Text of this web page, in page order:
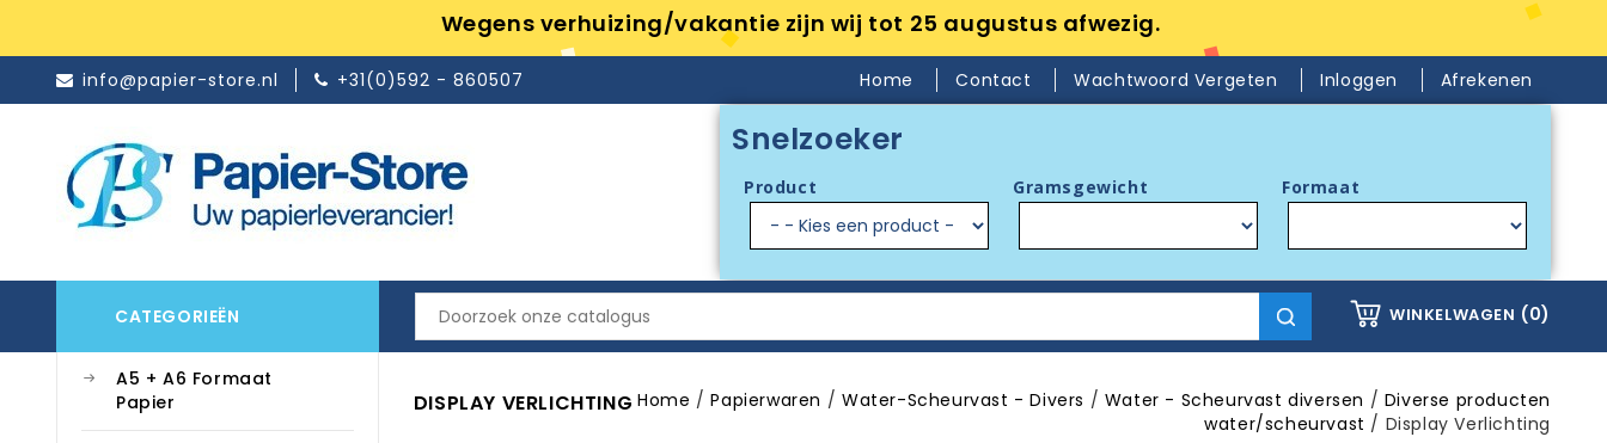
Wegens verhuizing/vakantie zijn wij tot 25 augustus afwezig.
info@papier-store.nl +31(0)592 - 860507 Home Contact Wachtwoord Vergeten Inloggen Afrekenen
Snelzoeker
Product Gramsgewicht Formaat
WINKELWAGEN (0)
CATEGORIEËN
A5 + A6 Formaat
Papier
DISPLAY VERLICHTING Home Papierwaren Water-Scheurvast - Divers Water - Scheurvast diversen
Diverse producten
water/scheurvast
Display Verlichting